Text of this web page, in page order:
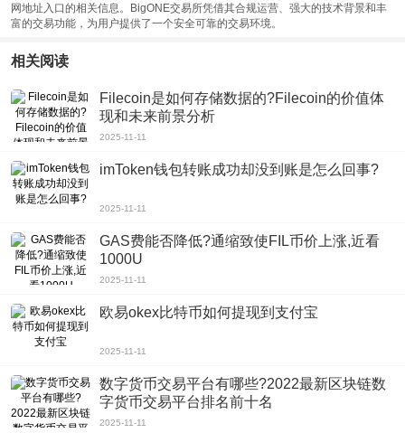
网地址入口的相关信息。BigONE交易所凭借其合规运营、强大的技术背景和丰
富的交易功能，为用户提供了一个安全可靠的交易环境。
相关阅读
Filecoin是如何存储数据的?Filecoin的价值体
现和未来前景分析
2025-11-11
imToken钱包转账成功却没到账是怎么回事?
2025-11-11
GAS费能否降低?通缩致使FIL币价上涨,近看
1000U
2025-11-11
欧易okex比特币如何提现到支付宝
2025-11-11
数字货币交易平台有哪些?2022最新区块链数
字货币交易平台排名前十名
2025-11-11